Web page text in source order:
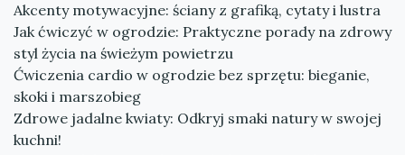
Akcenty motywacyjne: ściany z grafiką, cytaty i lustra
Jak ćwiczyć w ogrodzie: Praktyczne porady na zdrowy
styl życia na świeżym powietrzu
Ćwiczenia cardio w ogrodzie bez sprzętu: bieganie,
skoki i marszobieg
Zdrowe jadalne kwiaty: Odkryj smaki natury w swojej
kuchni!